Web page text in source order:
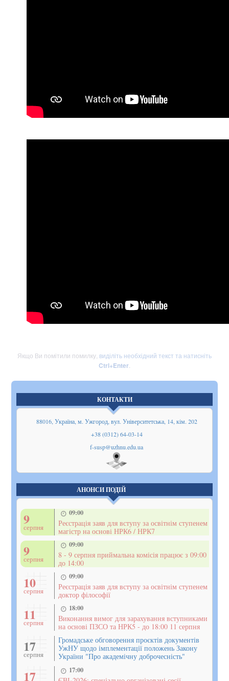
Якщо Ви помітили помилку, виділіть необхідний текст та натисніть
Ctrl+Enter
КОНТАКТИ
88016, Україна, м. Ужгород, вул. Університетська, 14, кім. 202
+38 (0312) 64-03-14
f-susp@uzhnu.edu.ua
Показати
на мапі
АНОНСИ ПОДІЙ
9
серпня
09:00
Реєстрація заяв для вступу за освітнім ступенем
магістр на основі НРК6 / НРК7
9
серпня
09:00
8 - 9 серпня приймальна комісія працює з 09:00
до 14:00
10
серпня
09:00
Реєстрація заяв для вступу за освітнім ступенем
доктор філософії
11
серпня
18:00
Виконання вимог для зарахування вступниками
на основі ПЗСО та НРК5 - до 18:00 11 серпня
17
серпня
Громадське обговорення проєктів документів
УжНУ щодо імплементації положень Закону
України "Про академічну доброчесність"
17 17:00